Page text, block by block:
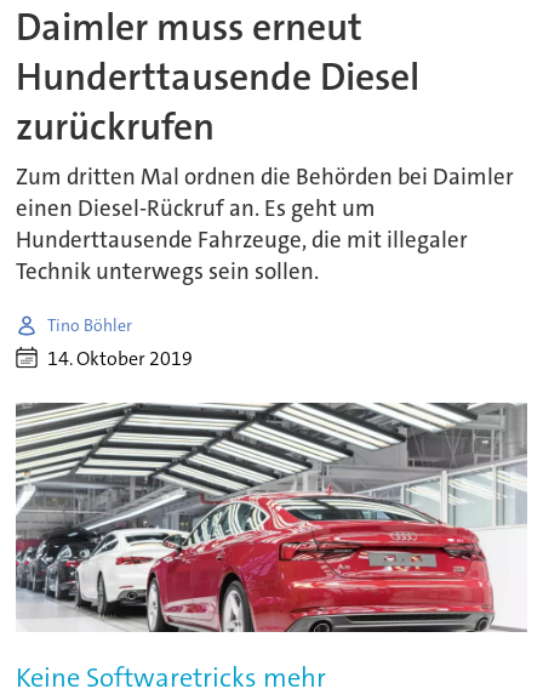
Daimler muss erneut
Hunderttausende Diesel
zurückrufen
Zum dritten Mal ordnen die Behörden bei Daimler
einen Diesel-Rückruf an. Es geht um
Hunderttausende Fahrzeuge, die mit illegaler
Technik unterwegs sein sollen.
Tino Böhler
14. Oktober 2019
Keine Softwaretricks mehr